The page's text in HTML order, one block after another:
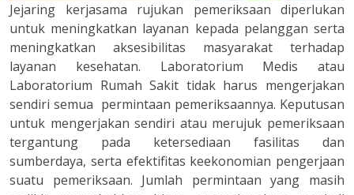
Jejaring kerjasama rujukan pemeriksaan diperlukan
untuk meningkatkan layanan kepada pelanggan serta
meningkatkan aksesibilitas masyarakat terhadap
layanan kesehatan. Laboratorium Medis atau
Laboratorium Rumah Sakit tidak harus mengerjakan
sendiri semua permintaan pemeriksaannya. Keputusan
untuk mengerjakan sendiri atau merujuk pemeriksaan
tergantung pada ketersediaan fasilitas dan
sumberdaya, serta efektifitas keekonomian pengerjaan
suatu pemeriksaan. Jumlah permintaan yang masih